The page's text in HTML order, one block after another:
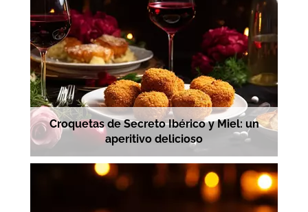
Croquetas de Secreto Ibérico y Miel: un
aperitivo delicioso